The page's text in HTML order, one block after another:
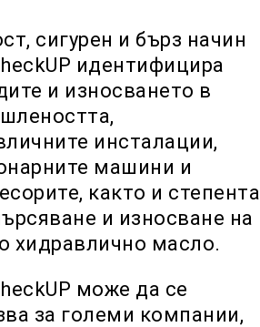
сигурен и бърз начин
идентифицира
и износването в
инсталации,
машини и
както и степента
и износване на
хидравлично масло.
може да се
за големи компании,